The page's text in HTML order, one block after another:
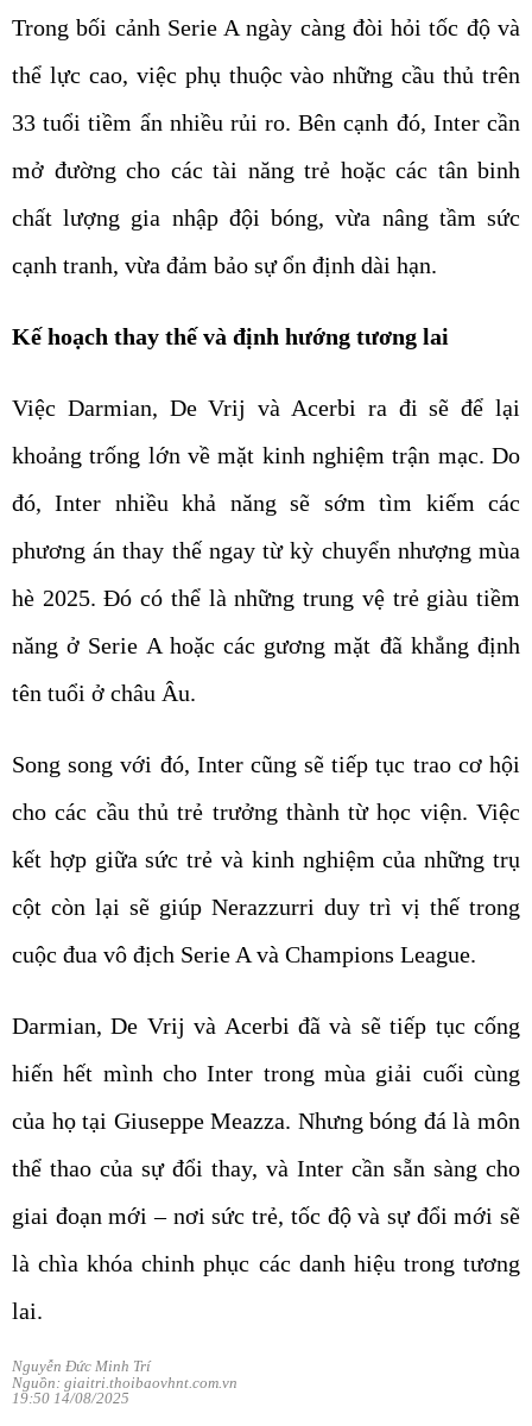
Trong bối cảnh Serie A ngày càng đòi hỏi tốc độ và
thể lực cao, việc phụ thuộc vào những cầu thủ trên
33 tuổi tiềm ẩn nhiều rủi ro. Bên cạnh đó, Inter cần
mở đường cho các tài năng trẻ hoặc các tân binh
chất lượng gia nhập đội bóng, vừa nâng tầm sức
cạnh tranh, vừa đảm bảo sự ổn định dài hạn.
Kế hoạch thay thế và định hướng tương lai
Việc Darmian, De Vrij và Acerbi ra đi sẽ để lại
khoảng trống lớn về mặt kinh nghiệm trận mạc. Do
đó, Inter nhiều khả năng sẽ sớm tìm kiếm các
phương án thay thế ngay từ kỳ chuyển nhượng mùa
hè 2025. Đó có thể là những trung vệ trẻ giàu tiềm
năng ở Serie A hoặc các gương mặt đã khẳng định
tên tuổi ở châu Âu.
Song song với đó, Inter cũng sẽ tiếp tục trao cơ hội
cho các cầu thủ trẻ trưởng thành từ học viện. Việc
kết hợp giữa sức trẻ và kinh nghiệm của những trụ
cột còn lại sẽ giúp Nerazzurri duy trì vị thế trong
cuộc đua vô địch Serie A và Champions League.
Darmian, De Vrij và Acerbi đã và sẽ tiếp tục cống
hiến hết mình cho Inter trong mùa giải cuối cùng
của họ tại Giuseppe Meazza. Nhưng bóng đá là môn
thể thao của sự đổi thay, và Inter cần sẵn sàng cho
giai đoạn mới – nơi sức trẻ, tốc độ và sự đổi mới sẽ
là chìa khóa chinh phục các danh hiệu trong tương
lai.
Nguyễn Đức Minh Trí
Nguồn: giaitri.thoibaovhnt.com.vn
19:50 14/08/2025